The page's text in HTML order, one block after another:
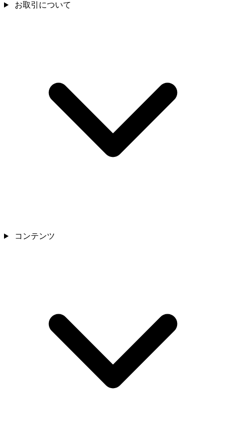
お取引について
コンテンツ